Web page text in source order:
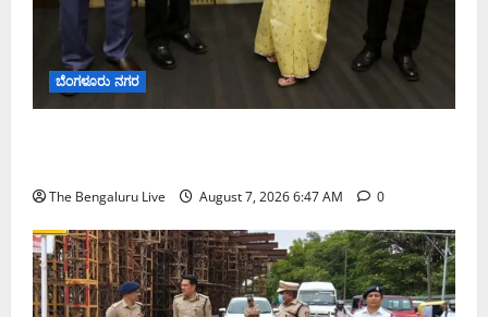
ಬೆಂಗಳೂರು ನಗರ
The Bengaluru Live August 7, 2026 6:47 AM 0